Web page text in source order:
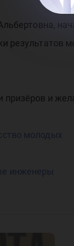
результатов
и
молодых
инженеры